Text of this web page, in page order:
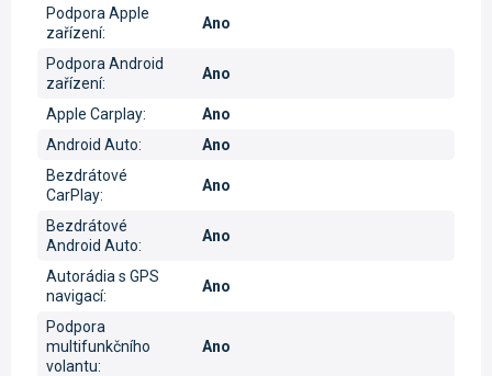
Podpora Apple
zařízení:
Ano
Podpora Android
zařízení:
Ano
Apple Carplay:
Ano
Android Auto:
Ano
Bezdrátové
CarPlay:
Ano
Bezdrátové
Android Auto:
Ano
Autorádia s GPS
navigací:
Ano
Podpora
multifunkčního
volantu:
Ano